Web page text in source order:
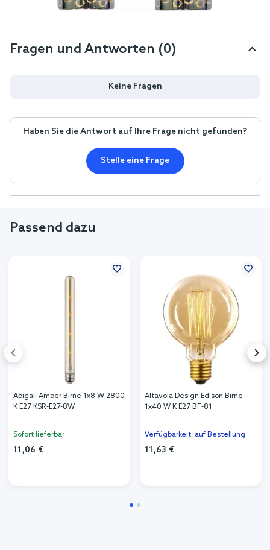
Fragen und Antworten (0)
Keine Fragen
Haben Sie die Antwort auf Ihre Frage nicht gefunden?
Stelle eine Frage
Passend dazu
Abigali Amber Birne 1x8 W 2800
K E27 KSR-E27-8W
Sofort lieferbar
11,06 €
Altavola Design Edison Birne
1x40 W K E27 BF-81
Verfügbarkeit: auf Bestellung
11,63 €